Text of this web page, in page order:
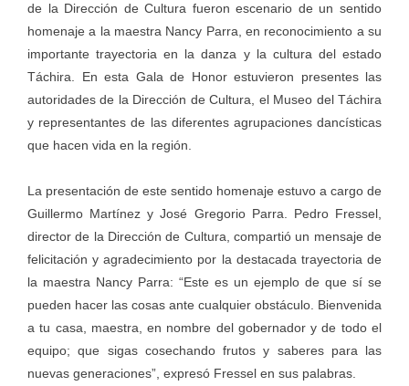
de la Dirección de Cultura fueron escenario de un sentido
homenaje a la maestra Nancy Parra, en reconocimiento a su
importante trayectoria en la danza y la cultura del estado
Táchira. En esta Gala de Honor estuvieron presentes las
autoridades de la Dirección de Cultura, el Museo del Táchira
y representantes de las diferentes agrupaciones dancísticas
que hacen vida en la región.
La presentación de este sentido homenaje estuvo a cargo de
Guillermo Martínez y José Gregorio Parra. Pedro Fressel,
director de la Dirección de Cultura, compartió un mensaje de
felicitación y agradecimiento por la destacada trayectoria de
la maestra Nancy Parra: “Este es un ejemplo de que sí se
pueden hacer las cosas ante cualquier obstáculo. Bienvenida
a tu casa, maestra, en nombre del gobernador y de todo el
equipo; que sigas cosechando frutos y saberes para las
nuevas generaciones”, expresó Fressel en sus palabras.